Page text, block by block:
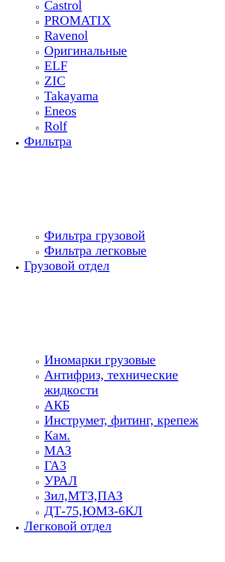
Castrol
PROMATIX
Ravenol
Оригинальные
ELF
ZIC
Takayama
Eneos
Rolf
Фильтра
Фильтра грузовой
Фильтра легковые
Грузовой отдел
Иномарки грузовые
Антифриз, технические
жидкости
АКБ
Инструмет, фитинг, крепеж
Кам.
МАЗ
ГА3
УРАЛ
Зил,МТЗ,ПАЗ
ДТ-75,ЮМЗ-6КЛ
Легковой отдел